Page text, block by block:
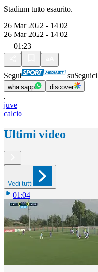
Stadium tutto esaurito.
26 Mar 2022 - 14:02
26 Mar 2022 - 14:02
01:23
Segui suSeguici
whatsapp discover
juve
calcio
Ultimi video
Vedi tutti
01:04